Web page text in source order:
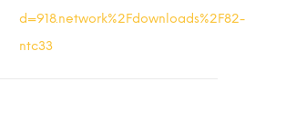
d=918.network%2Fdownloads%2F82-
ntc33